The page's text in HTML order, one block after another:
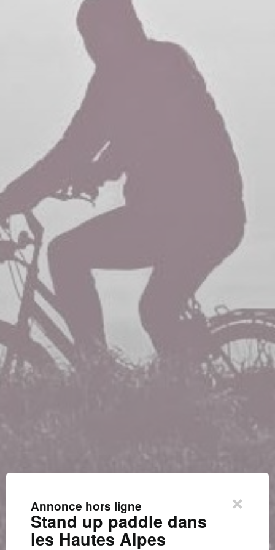
Annonce hors ligne
Stand up paddle dans
les Hautes Alpes
×